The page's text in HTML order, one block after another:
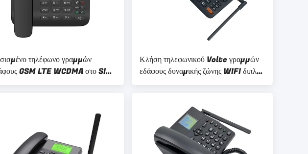
τηλέφωνο γραμμών
GSM LTE WCDMA στο SIM
κλήση Volte δυναμικής ζώνης
Κλήση τηλεφωνικού Volte γραμμών
εδάφους δυναμικής ζώνης WIFI διπλή
κάρτα SIM